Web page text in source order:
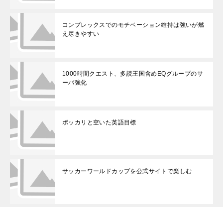
コンプレックスでのモチベーション維持は強いが燃
え尽きやすい
1000時間クエスト、多読王国含めEQグループのサ
ーバ強化
ポッカリと空いた英語目標
サッカーワールドカップを公式サイトで楽しむ